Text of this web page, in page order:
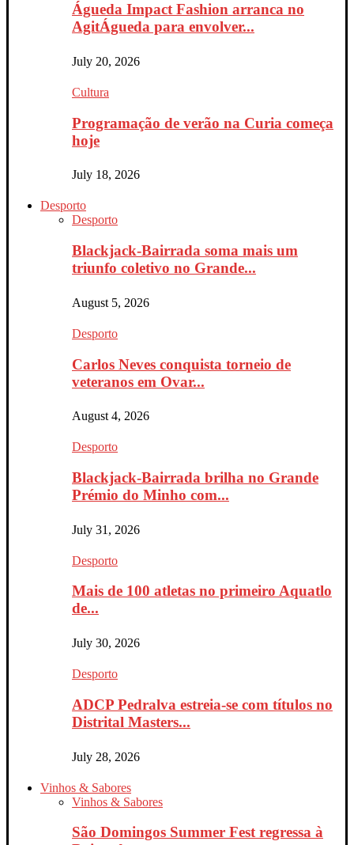
Águeda Impact Fashion arranca no
AgitÁgueda para envolver...
July 20, 2026
Cultura
Programação de verão na Curia começa
hoje
July 18, 2026
Desporto
Desporto
Blackjack-Bairrada soma mais um
triunfo coletivo no Grande...
August 5, 2026
Desporto
Carlos Neves conquista torneio de
veteranos em Ovar...
August 4, 2026
Desporto
Blackjack-Bairrada brilha no Grande
Prémio do Minho com...
July 31, 2026
Desporto
Mais de 100 atletas no primeiro Aquatlo
de...
July 30, 2026
Desporto
ADCP Pedralva estreia-se com títulos no
Distrital Masters...
July 28, 2026
Vinhos & Sabores
Vinhos & Sabores
São Domingos Summer Fest regressa à